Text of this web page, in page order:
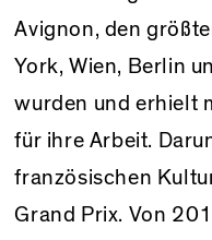
Avignon, den
York, Wien, Berlin
wurden und erhielt
für ihre Arbeit.
französischen
Grand Prix. Von